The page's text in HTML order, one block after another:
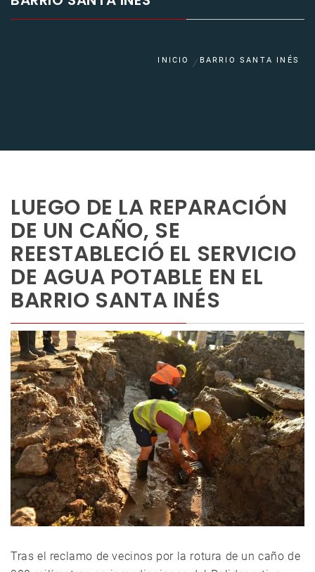
INICIO BARRIO SANTA INÉS
LUEGO DE LA REPARACIÓN
DE UN CAÑO, SE
REESTABLECIÓ EL SERVICIO
DE AGUA POTABLE EN EL
BARRIO SANTA INÉS
Tras el reclamo de vecinos por la rotura de un caño de